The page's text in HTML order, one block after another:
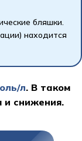
бляшки.
находится
л. В таком
и снижения.